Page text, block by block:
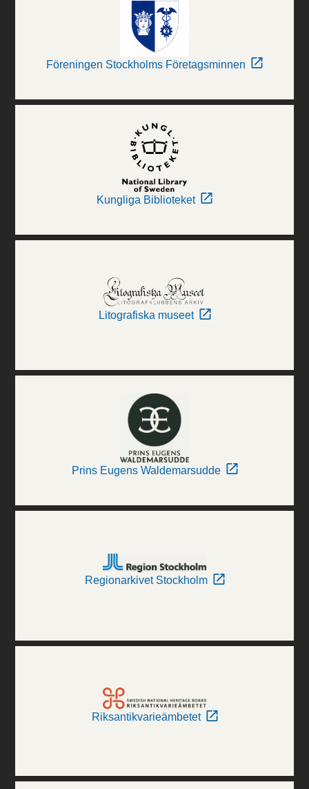
Föreningen Stockholms Företagsminnen
Kungliga Biblioteket
Litografiska museet
Prins Eugens Waldemarsudde
Regionarkivet Stockholm
Riksantikvarieämbetet